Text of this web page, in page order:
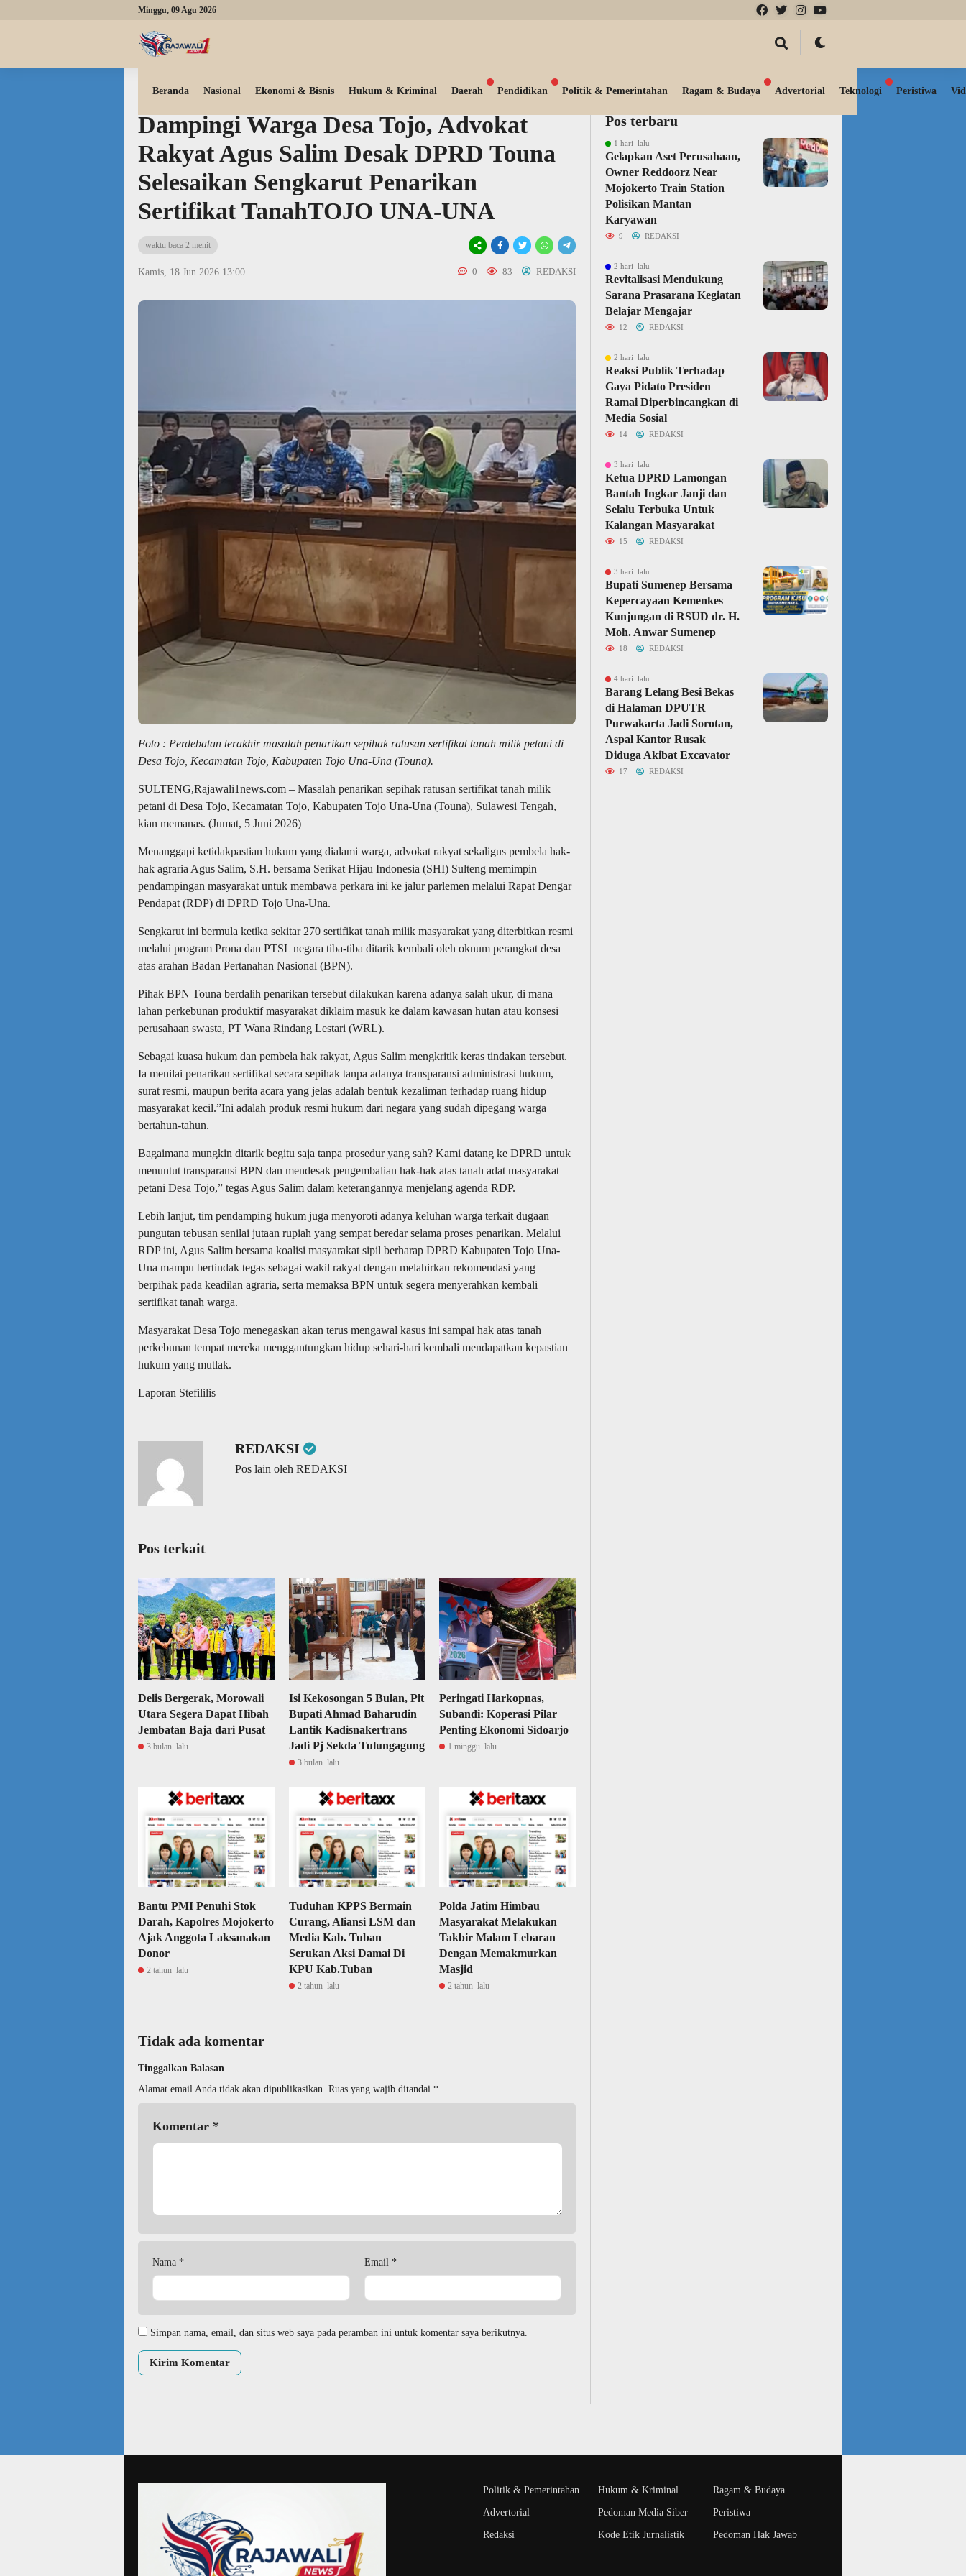
Minggu, 09 Agu 2026
Beranda Nasional Ekonomi & Bisnis Hukum & Kriminal Daerah Pendidikan Politik & Pemerintahan Ragam & Budaya Advertorial Teknologi Peristiwa
Dampingi Warga Desa Tojo, Advokat
Rakyat Agus Salim Desak DPRD Touna
Selesaikan Sengkarut Penarikan
Sertifikat TanahTOJO UNA-UNA
waktu baca 2 menit
Kamis, 18 Jun 2026 13:00 0 83 REDAKSI
Foto : Perdebatan terakhir masalah penarikan sepihak ratusan sertifikat tanah milik petani di
Desa Tojo, Kecamatan Tojo, Kabupaten Tojo Una-Una (Touna).
SULTENG,Rajawali1news.com – Masalah penarikan sepihak ratusan sertifikat tanah milik
petani di Desa Tojo, Kecamatan Tojo, Kabupaten Tojo Una-Una (Touna), Sulawesi Tengah,
kian memanas. (Jumat, 5 Juni 2026)
Menanggapi ketidakpastian hukum yang dialami warga, advokat rakyat sekaligus pembela hak-
hak agraria Agus Salim, S.H. bersama Serikat Hijau Indonesia (SHI) Sulteng memimpin
pendampingan masyarakat untuk membawa perkara ini ke jalur parlemen melalui Rapat Dengar
Pendapat (RDP) di DPRD Tojo Una-Una.
Sengkarut ini bermula ketika sekitar 270 sertifikat tanah milik masyarakat yang diterbitkan resmi
melalui program Prona dan PTSL negara tiba-tiba ditarik kembali oleh oknum perangkat desa
atas arahan Badan Pertanahan Nasional (BPN).
Pihak BPN Touna berdalih penarikan tersebut dilakukan karena adanya salah ukur, di mana
lahan perkebunan produktif masyarakat diklaim masuk ke dalam kawasan hutan atau konsesi
perusahaan swasta, PT Wana Rindang Lestari (WRL).
Sebagai kuasa hukum dan pembela hak rakyat, Agus Salim mengkritik keras tindakan tersebut.
Ia menilai penarikan sertifikat secara sepihak tanpa adanya transparansi administrasi hukum,
surat resmi, maupun berita acara yang jelas adalah bentuk kezaliman terhadap ruang hidup
masyarakat kecil.”Ini adalah produk resmi hukum dari negara yang sudah dipegang warga
bertahun-tahun.
Bagaimana mungkin ditarik begitu saja tanpa prosedur yang sah? Kami datang ke DPRD untuk
menuntut transparansi BPN dan mendesak pengembalian hak-hak atas tanah adat masyarakat
petani Desa Tojo,” tegas Agus Salim dalam keterangannya menjelang agenda RDP.
Lebih lanjut, tim pendamping hukum juga menyoroti adanya keluhan warga terkait dugaan
pungutan tebusan senilai jutaan rupiah yang sempat beredar selama proses penarikan. Melalui
RDP ini, Agus Salim bersama koalisi masyarakat sipil berharap DPRD Kabupaten Tojo Una-
Una mampu bertindak tegas sebagai wakil rakyat dengan melahirkan rekomendasi yang
berpihak pada keadilan agraria, serta memaksa BPN untuk segera menyerahkan kembali
sertifikat tanah warga.
Masyarakat Desa Tojo menegaskan akan terus mengawal kasus ini sampai hak atas tanah
perkebunan tempat mereka menggantungkan hidup sehari-hari kembali mendapatkan kepastian
hukum yang mutlak.
Laporan Stefililis
REDAKSI
Pos lain oleh REDAKSI
Pos terkait
Delis Bergerak, Morowali
Utara Segera Dapat Hibah
Jembatan Baja dari Pusat
3 bulan lalu
Isi Kekosongan 5 Bulan, Plt
Bupati Ahmad Baharudin
Lantik Kadisnakertrans
Jadi Pj Sekda Tulungagung
3 bulan lalu
Peringati Harkopnas,
Subandi: Koperasi Pilar
Penting Ekonomi Sidoarjo
1 minggu lalu
Bantu PMI Penuhi Stok
Darah, Kapolres Mojokerto
Ajak Anggota Laksanakan
Donor
2 tahun lalu
Tuduhan KPPS Bermain
Curang, Aliansi LSM dan
Media Kab. Tuban
Serukan Aksi Damai Di
KPU Kab.Tuban
2 tahun lalu
Polda Jatim Himbau
Masyarakat Melakukan
Takbir Malam Lebaran
Dengan Memakmurkan
Masjid
2 tahun lalu
Tidak ada komentar
Tinggalkan Balasan
Alamat email Anda tidak akan dipublikasikan. Ruas yang wajib ditandai *
Komentar *
Nama * Email *
Simpan nama, email, dan situs web saya pada peramban ini untuk komentar saya berikutnya.
Pos terbaru
1 hari lalu
Gelapkan Aset Perusahaan,
Owner Reddoorz Near
Mojokerto Train Station
Polisikan Mantan
Karyawan
9 REDAKSI
2 hari lalu
Revitalisasi Mendukung
Sarana Prasarana Kegiatan
Belajar Mengajar
12 REDAKSI
2 hari lalu
Reaksi Publik Terhadap
Gaya Pidato Presiden
Ramai Diperbincangkan di
Media Sosial
14 REDAKSI
3 hari lalu
Ketua DPRD Lamongan
Bantah Ingkar Janji dan
Selalu Terbuka Untuk
Kalangan Masyarakat
15 REDAKSI
3 hari lalu
Bupati Sumenep Bersama
Kepercayaan Kemenkes
Kunjungan di RSUD dr. H.
Moh. Anwar Sumenep
18 REDAKSI
4 hari lalu
Barang Lelang Besi Bekas
di Halaman DPUTR
Purwakarta Jadi Sorotan,
Aspal Kantor Rusak
Diduga Akibat Excavator
17 REDAKSI
Politik & Pemerintahan
Advertorial
Redaksi
Hukum & Kriminal
Pedoman Media Siber
Kode Etik Jurnalistik
Ragam & Budaya
Peristiwa
Pedoman Hak Jawab